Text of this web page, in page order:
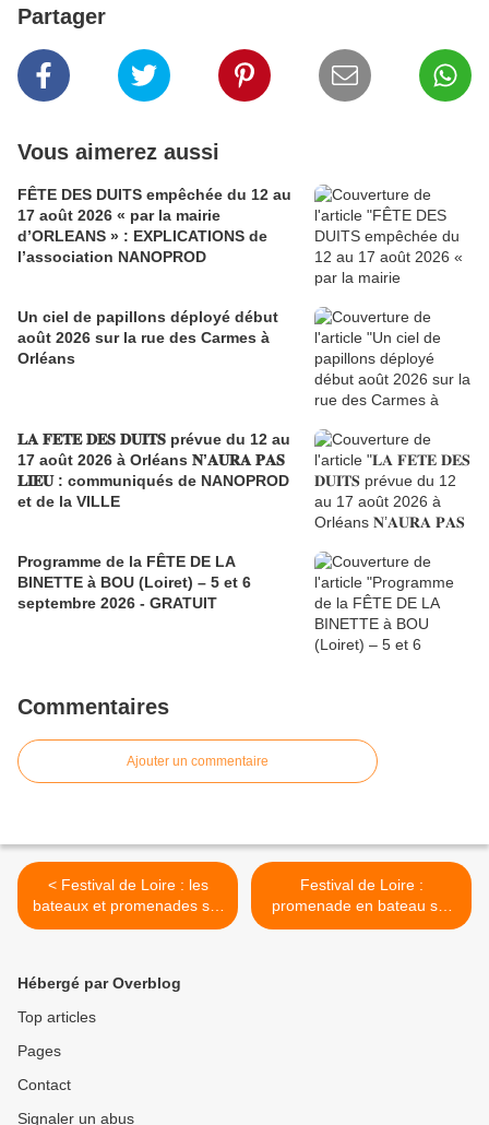
Partager
Vous aimerez aussi
FÊTE DES DUITS empêchée du 12 au
17 août 2026 « par la mairie
d’ORLEANS » : EXPLICATIONS de
l’association NANOPROD
Un ciel de papillons déployé début
août 2026 sur la rue des Carmes à
Orléans
𝐋𝐀 𝐅𝐄𝐓𝐄 𝐃𝐄𝐒 𝐃𝐔𝐈𝐓𝐒 prévue du 12 au
17 août 2026 à Orléans 𝐍’𝐀𝐔𝐑𝐀 𝐏𝐀𝐒
𝐋𝐈𝐄𝐔 : communiqués de NANOPROD
et de la VILLE
Programme de la FÊTE DE LA
BINETTE à BOU (Loiret) – 5 et 6
septembre 2026 - GRATUIT
Commentaires
Ajouter un commentaire
< Festival de Loire : les
bateaux et promenades sur
la Loire
Festival de Loire :
promenade en bateau sur
"La Nonchalante" >
Hébergé par Overblog
Top articles
Pages
Contact
Signaler un abus